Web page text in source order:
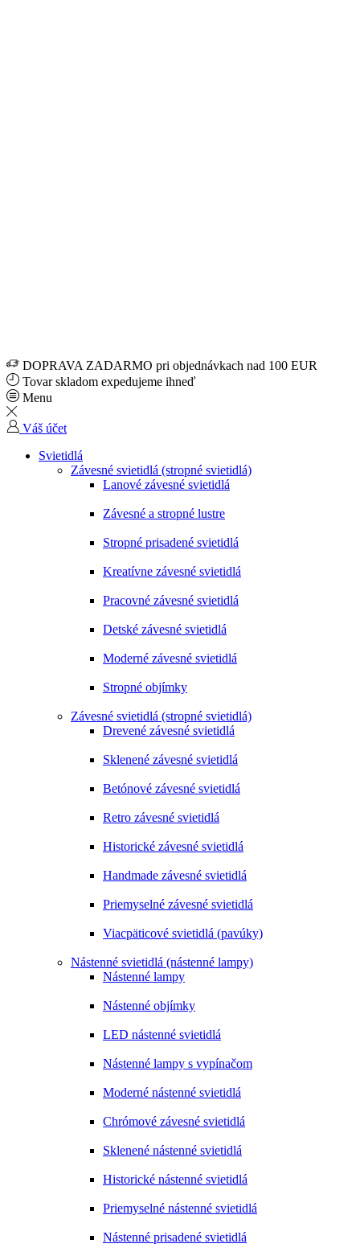
DOPRAVA ZADARMO pri objednávkach nad 100 EUR
Tovar skladom expedujeme ihneď
Menu
Váš účet
Svietidlá
Závesné svietidlá (stropné svietidlá)
Lanové závesné svietidlá
Závesné a stropné lustre
Stropné prisadené svietidlá
Kreatívne závesné svietidlá
Pracovné závesné svietidlá
Detské závesné svietidlá
Moderné závesné svietidlá
Stropné objímky
Závesné svietidlá (stropné svietidlá)
Drevené závesné svietidlá
Sklenené závesné svietidlá
Betónové závesné svietidlá
Retro závesné svietidlá
Historické závesné svietidlá
Handmade závesné svietidlá
Priemyselné závesné svietidlá
Viacpäticové svietidlá (pavúky)
Nástenné svietidlá (nástenné lampy)
Nástenné lampy
Nástenné objímky
LED nástenné svietidlá
Nástenné lampy s vypínačom
Moderné nástenné svietidlá
Chrómové závesné svietidlá
Sklenené nástenné svietidlá
Historické nástenné svietidlá
Priemyselné nástenné svietidlá
Nástenné prisadené svietidlá